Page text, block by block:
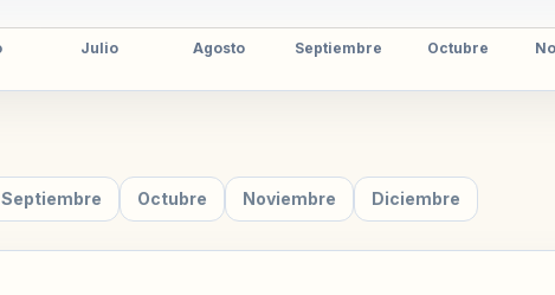
Septiembre Octubre Noviembre Diciembre